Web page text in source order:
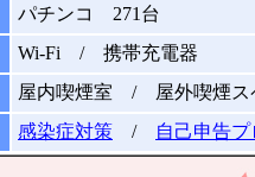
パチンコ 271台
Wi-Fi / 携帯充電器
屋内喫煙室 / 屋外喫煙
感染症対策 / 自己申告